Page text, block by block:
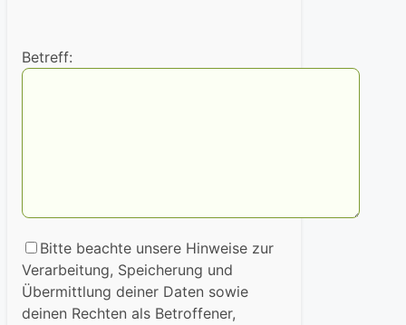
Betreff:
Bitte beachte unsere Hinweise zur
Verarbeitung, Speicherung und
Übermittlung deiner Daten sowie
deinen Rechten als Betroffener,